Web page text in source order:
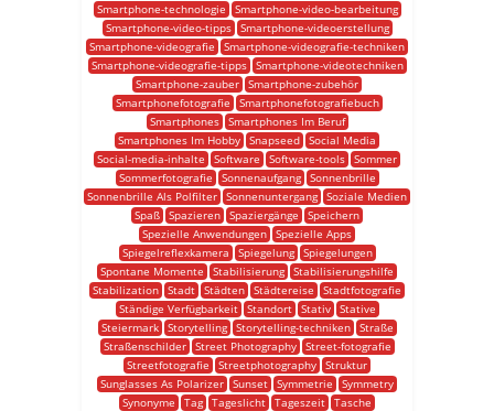
Smartphone-technologie
Smartphone-video-bearbeitung
Smartphone-video-tipps
Smartphone-videoerstellung
Smartphone-videografie
Smartphone-videografie-techniken
Smartphone-videografie-tipps
Smartphone-videotechniken
Smartphone-zauber Smartphone-zubehör
Smartphonefotografie
Smartphonefotografiebuch
Smartphones
Smartphones Im Beruf
Smartphones Im Hobby Snapseed Social Media
Social-media-inhalte
Software Software-tools Sommer
Sommerfotografie
Sonnenaufgang
Sonnenbrille
Sonnenbrille Als Polfilter Sonnenuntergang Soziale Medien
Spaß Spazieren Spaziergänge
Speichern
Spezielle Anwendungen Spezielle Apps
Spiegelreflexkamera
Spiegelung
Spiegelungen
Spontane Momente
Stabilisierung Stabilisierungshilfe
Stabilization Stadt Städten Städtereise
Stadtfotografie
Ständige Verfügbarkeit
Standort Stativ
Stative
Steiermark
Storytelling Storytelling-techniken
Straße
Straßenschilder
Street Photography
Street-fotografie
Streetfotografie
Streetphotography Struktur
Sunglasses As Polarizer Sunset Symmetrie
Symmetry
Synonyme
Tag Tageslicht Tageszeit Tasche